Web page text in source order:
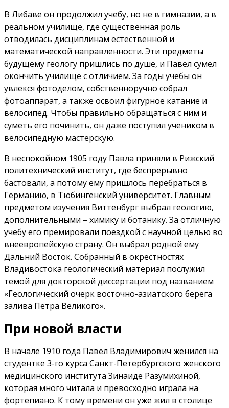
В Либаве он продолжил учебу, но не в гимназии, а в
реальном училище, где существенная роль
отводилась дисциплинам естественной и
математической направленности. Эти предметы
будущему геологу пришлись по душе, и Павел сумел
окончить училище с отличием. За годы учебы он
увлекся фотоделом, собственноручно собрал
фотоаппарат, а также освоил фигурное катание и
велосипед. Чтобы правильно обращаться с ним и
суметь его починить, он даже поступил учеником в
велосипедную мастерскую.
В неспокойном 1905 году Павла приняли в Рижский
политехнический институт, где беспрерывно
бастовали, а потому ему пришлось перебраться в
Германию, в Тюбингенский университет. Главным
предметом изучения Виттенбург выбрал геологию,
дополнительными – химику и ботанику. За отличную
учебу его премировали поездкой с научной целью во
внеевропейскую страну. Он выбрал родной ему
Дальний Восток. Собранный в окрестностях
Владивостока геологический материал послужил
темой для докторской диссертации под названием
«Геологический очерк восточно-азиатского берега
залива Петра Великого».
При новой власти
В начале 1910 года Павел Владимирович женился на
студентке 3-го курса Санкт-Петербургского женского
медицинского института Зинаиде Разумихиной,
которая много читала и превосходно играла на
фортепиано. К тому времени он уже жил в столице